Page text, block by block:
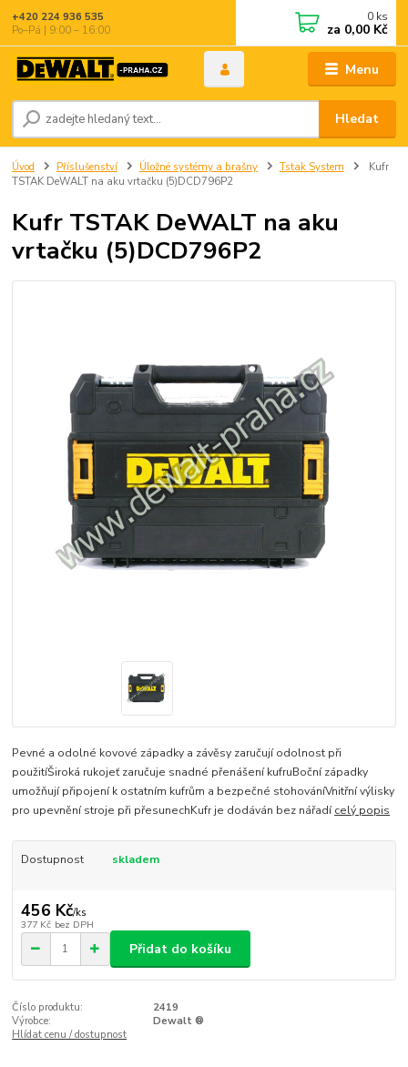
Menu
Hledat
+420 224 936 535
Po–Pá | 9:00 – 16:00
0 ks
za 0,00 Kč
Úvod Příslušenství Úložné systémy a brašny Tstak System
Kufr
TSTAK DeWALT na aku vrtačku (5)DCD796P2
Kufr TSTAK DeWALT na aku
vrtačku (5)DCD796P2
Pevné a odolné kovové západky a závěsy zaručují odolnost při
použitíŠiroká rukojeť zaručuje snadné přenášení kufruBoční západky
umožňují připojení k ostatním kufrům a bezpečné stohováníVnitřní výlisky
pro upevnění stroje při přesunechKufr je dodáván bez nářadícelý popis
Dostupnost skladem
456 Kč/ks
377 Kč bez DPH
Přidat do košíku
Číslo produktu:
2419
Výrobce:
Dewalt ®
Hlídat cenu / dostupnost